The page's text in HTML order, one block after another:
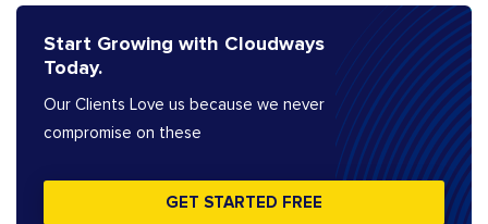
Start Growing with Cloudways
Today.
Our Clients Love us because we never
compromise on these
GET STARTED FREE